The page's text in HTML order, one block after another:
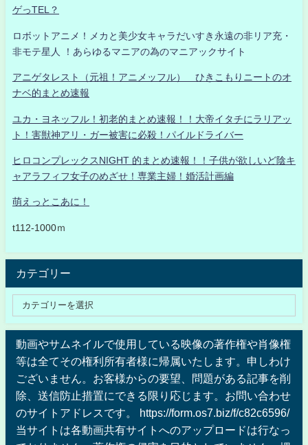
ゲっTEL？
ロボットアニメ！メカと美少女キャラだいすき永遠の非リア充・
非モテ星人 ！あらゆるマニアの為のマニアックサイト
アニゲタレスト（元祖！アニメッフル） ひきこもりニートのオ
ナベ的まとめ速報
ユカ・ヨネッフル！初老的まとめ速報！！大帝イタチにラリアッ
ト！害獣神アリ・ガー被害に必殺！パイルドライバー
ヒロコンプレックスNIGHT 的まとめ速報！！子供が欲しいど陰キ
ャアラフィフ女子のめざせ！専業主婦！婚活計画編
萌えっとこあに！
t112-1000ｍ
カテゴリー
動画やサムネイルで使用している映像の著作権や肖像権
等は全てその権利所有者様に帰属いたします。申しわけ
ございません。お客様からの要望、問題がある記事を削
除、送信防止措置にできる限り応じます。お問い合わせ
のサイトアドレスです。 https://form.os7.biz/f/c82c6596/
当サイトは各動画共有サイトへのアップロードは行なっ